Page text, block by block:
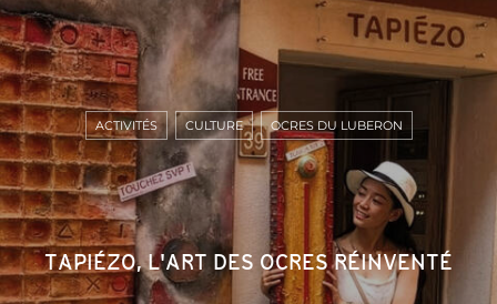
TAPIÉZO, L'ART DES OCRES RÉINVENTÉ
ACTIVITÉS CULTURE OCRES DU LUBERON